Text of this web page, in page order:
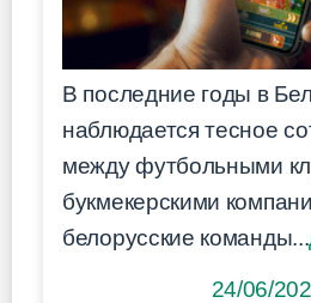
В последние годы в
наблюдается тесное
между футбольными
букмекерскими
белорусские команды...
24/06/